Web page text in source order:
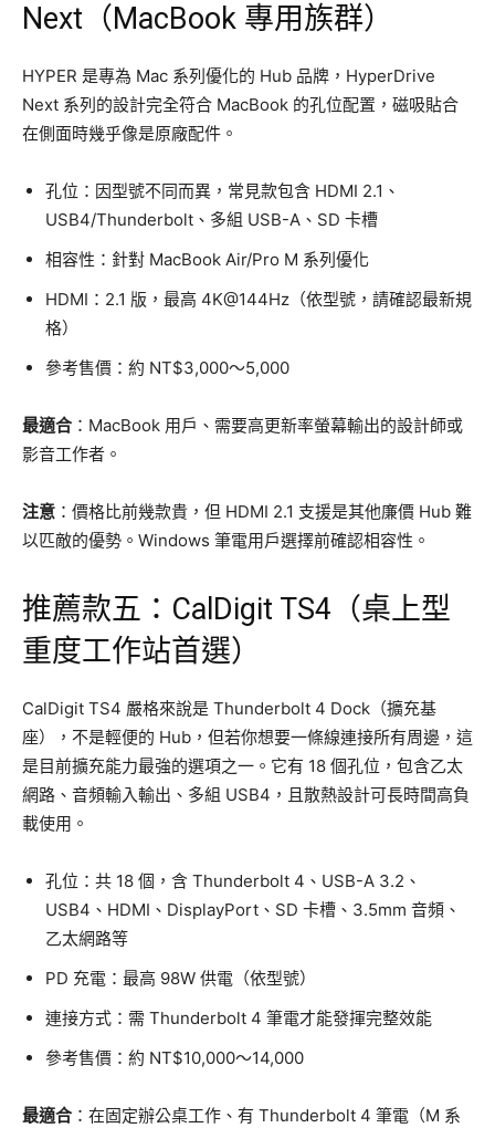
Next（MacBook 專用族群）
HYPER 是專為 Mac 系列優化的 Hub 品牌，HyperDrive
Next 系列的設計完全符合 MacBook 的孔位配置，磁吸貼合
在側面時幾乎像是原廠配件。
孔位：因型號不同而異，常見款包含 HDMI 2.1、
USB4/Thunderbolt、多組 USB-A、SD 卡槽
相容性：針對 MacBook Air/Pro M 系列優化
HDMI：2.1 版，最高 4K@144Hz（依型號，請確認最新規
格）
參考售價：約 NT$3,000～5,000
最適合 ：MacBook 用戶、需要高更新率螢幕輸出的設計師或
影音工作者。
注意 ：價格比前幾款貴，但 HDMI 2.1 支援是其他廉價 Hub 難
以匹敵的優勢。Windows 筆電用戶選擇前確認相容性。
推薦款五：CalDigit TS4（桌上型
重度工作站首選）
CalDigit TS4 嚴格來說是 Thunderbolt 4 Dock（擴充基
座），不是輕便的 Hub，但若你想要一條線連接所有周邊，這
是目前擴充能力最強的選項之一。它有 18 個孔位，包含乙太
網路、音頻輸入輸出、多組 USB4，且散熱設計可長時間高負
載使用。
孔位：共 18 個，含 Thunderbolt 4、USB-A 3.2、
USB4、HDMI、DisplayPort、SD 卡槽、3.5mm 音頻、
乙太網路等
PD 充電：最高 98W 供電（依型號）
連接方式：需 Thunderbolt 4 筆電才能發揮完整效能
參考售價：約 NT$10,000～14,000
最適合 ：在固定辦公桌工作、有 Thunderbolt 4 筆電（M 系